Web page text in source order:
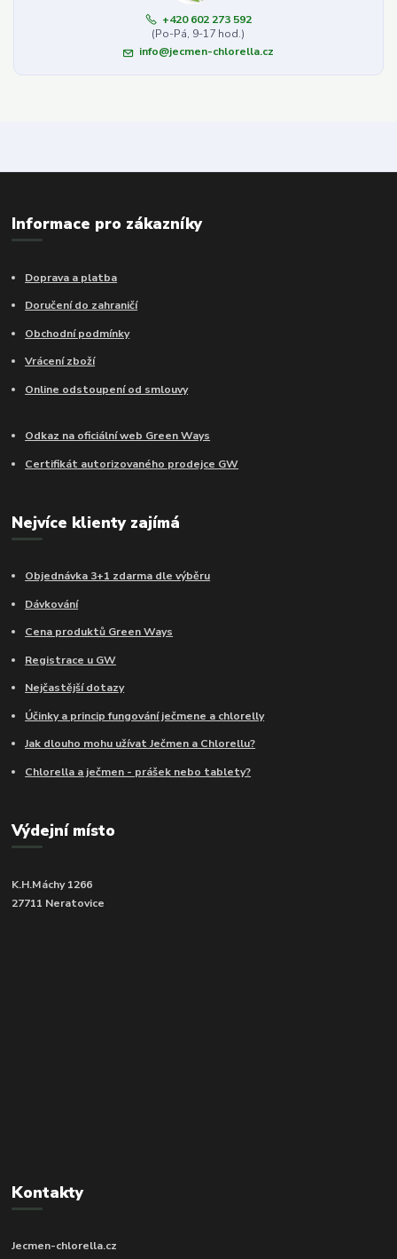
+420 602 273 592
(Po-Pá, 9-17 hod.)
info@jecmen-chlorella.cz
Informace pro zákazníky
Doprava a platba
Doručení do zahraničí
Obchodní podmínky
Vrácení zboží
Online odstoupení od smlouvy
Odkaz na oficiální web Green Ways
Certifikát autorizovaného prodejce GW
Nejvíce klienty zajímá
Objednávka 3+1 zdarma dle výběru
Dávkování
Cena produktů Green Ways
Registrace u GW
Nejčastější dotazy
Účinky a princip fungování ječmene a chlorelly
Jak dlouho mohu užívat Ječmen a Chlorellu?
Chlorella a ječmen - prášek nebo tablety?
Výdejní místo
K.H.Máchy 1266
27711 Neratovice
Kontakty
Jecmen-chlorella.cz